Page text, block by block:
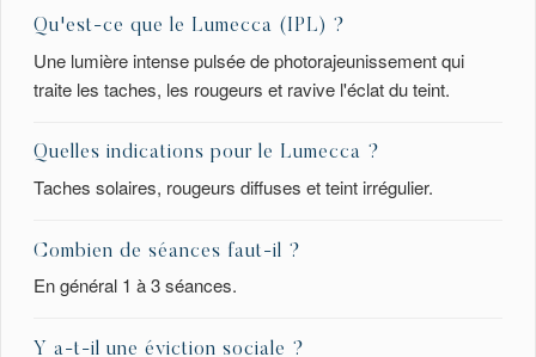
Qu'est-ce que le Lumecca (IPL) ?
Une lumière intense pulsée de photorajeunissement qui
traite les taches, les rougeurs et ravive l'éclat du teint.
Quelles indications pour le Lumecca ?
Taches solaires, rougeurs diffuses et teint irrégulier.
Combien de séances faut-il ?
En général 1 à 3 séances.
Y a-t-il une éviction sociale ?